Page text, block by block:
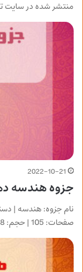
منتشر شده در سایت
2022-10-21
جزوه هندسه
صفحات: 105 | حجم: 18 مگابایت…